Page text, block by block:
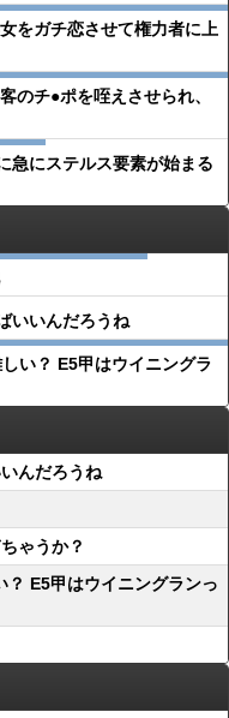
をガチ恋させて権力者に上
のチ●︎ポを咥えさせられ、
急にステルス要素が始まる
いいんだろうね
い？ E5甲はウイニングラ
んだろうね
ゃうか？
？ E5甲はウイニングランっ